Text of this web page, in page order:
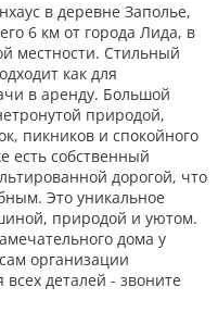
в деревне Заполье,
6 км от города Лида, в
местности. Стильный
как для
в аренду. Большой
природой,
пикников и спокойного
есть собственный
дорогой, что
Это уникальное
природой и уютом.
дома у
организации
деталей - звоните